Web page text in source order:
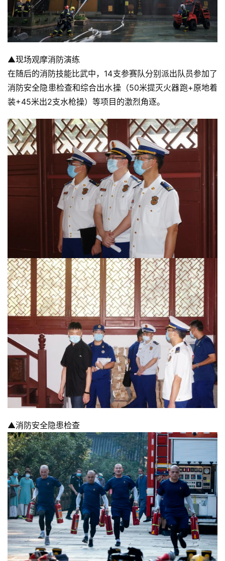
讯
八
点
僧
音
高
僧
访
谈
▲现场观摩消防演练
在随后的消防技能比武中，14支参赛队分别派出队员参加了
消防安全隐患检查和综合出水操（50米提灭火器跑+原地着
装+45米出2支水枪操）等项目的激烈角逐。
▲消防安全隐患检查